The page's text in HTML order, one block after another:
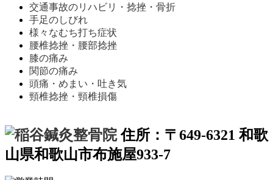
交通事故のリハビリ・捻挫・骨折
手足のしびれ
様々なむち打ち症状
腰椎捻挫・腰部捻挫
膝の痛み
関節の痛み
頭痛・めまい・吐き気
頸椎捻挫・頸椎損傷
住所：〒649-6321 和歌
山県和歌山市布施屋933-7